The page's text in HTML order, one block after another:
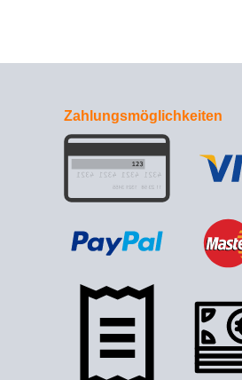
Zahlungsmöglichkeiten